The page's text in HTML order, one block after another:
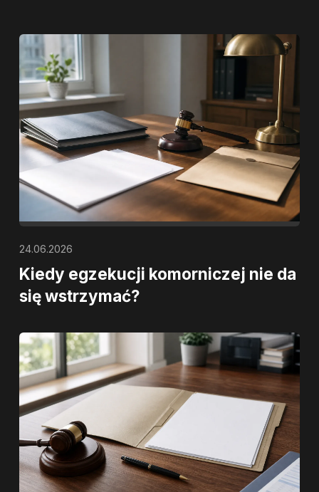
24.06.2026
Kiedy egzekucji komorniczej nie da
się wstrzymać?